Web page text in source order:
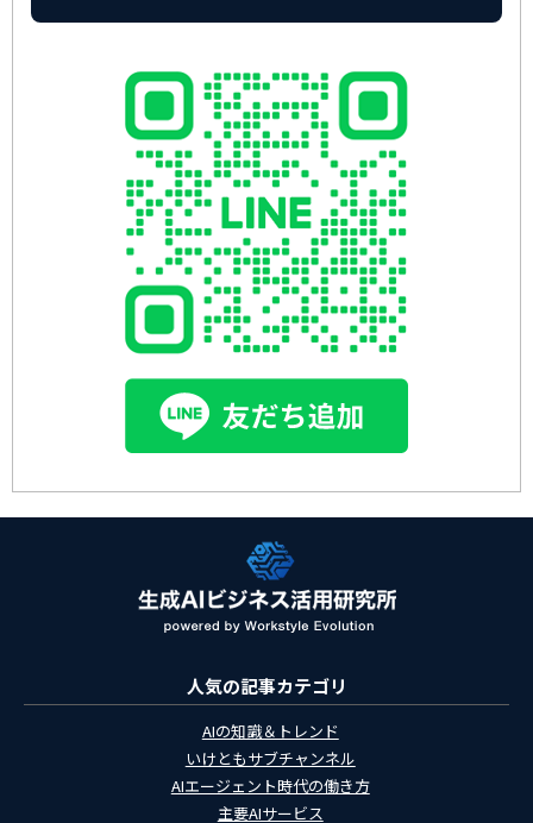
人気の記事カテゴリ
AIの知識＆トレンド
いけともサブチャンネル
AIエージェント時代の働き方
主要AIサービス